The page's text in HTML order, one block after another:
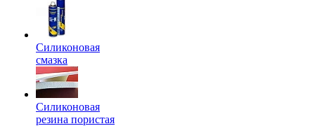
Силиконовая
смазка
Силиконовая
резина пористая